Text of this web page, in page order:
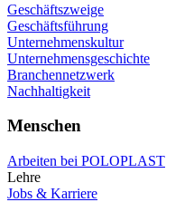
Geschäftszweige
Geschäftsführung
Unternehmenskultur
Unternehmensgeschichte
Branchennetzwerk
Nachhaltigkeit
Menschen
Arbeiten bei POLOPLAST
Lehre
Jobs & Karriere